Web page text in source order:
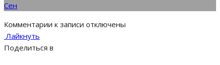
Сен
Комментарии к записи отключены
Лайкнуть
Поделиться в